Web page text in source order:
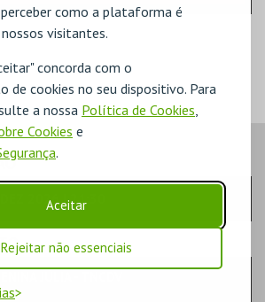
como a plataforma é
visitantes.
concorda com o
de cookies no seu dispositivo. Para
a nossa Política de Cookies,
Cookies e
.
Aceitar
Rejeitar não essenciais
DEZ 2026 | 21:30
& ARTE | TEATRO